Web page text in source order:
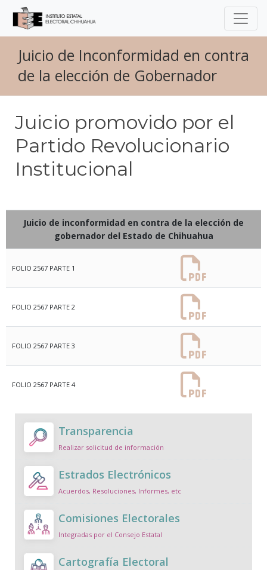
Juicio de Inconformidad en contra
de la elección de Gobernador
Juicio promovido por el
Partido Revolucionario
Institucional
Juicio de inconformidad en contra de la elección de
gobernador del Estado de Chihuahua
FOLIO 2567 PARTE 1
FOLIO 2567 PARTE 2
FOLIO 2567 PARTE 3
FOLIO 2567 PARTE 4
Transparencia
Realizar solicitud de información
Estrados Electrónicos
Acuerdos, Resoluciones, Informes, etc
Comisiones Electorales
Integradas por el Consejo Estatal
Cartografía Electoral